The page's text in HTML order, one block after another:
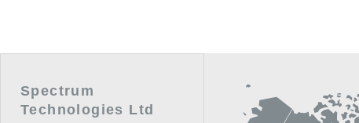
Spectrum
Technologies Ltd